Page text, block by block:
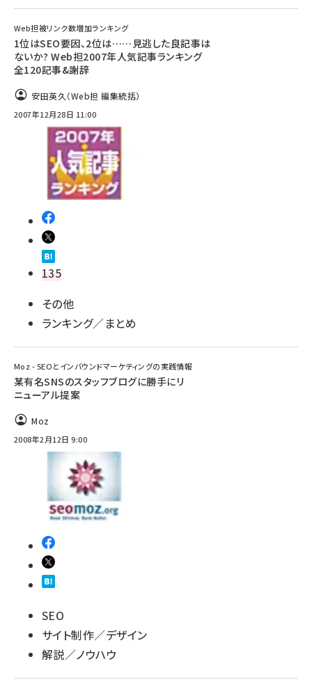
Web担被リンク数増加ランキング
1位はSEO要因、2位は……見逃した良記事は
ないか? Web担2007年人気記事ランキング
全120記事&謝辞
安田英久（Web担 編集統括）
2007年12月28日 11:00
135
その他
ランキング／まとめ
Moz - SEOとインバウンドマーケティングの実践情報
某有名SNSのスタッフブログに勝手にリ
ニューアル提案
Moz
2008年2月12日 9:00
SEO
サイト制作／デザイン
解説／ノウハウ